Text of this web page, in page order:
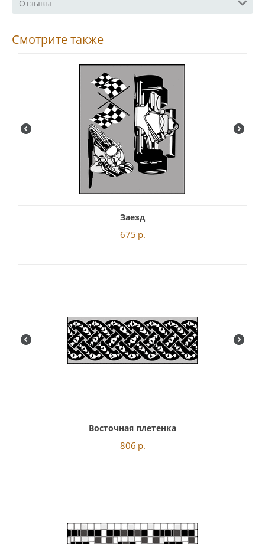
Отзывы
Смотрите также
Заезд
675 р.
Восточная плетенка
806 р.